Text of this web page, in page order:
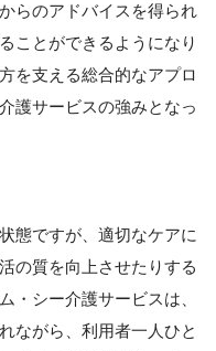
らのアドバイスを得られ
ことができるようになり
を支える総合的なアプロ
護サービスの強みとなっ
態ですが、適切なケアに
の質を向上させたりする
・シー介護サービスは、
ながら、利用者一人ひと